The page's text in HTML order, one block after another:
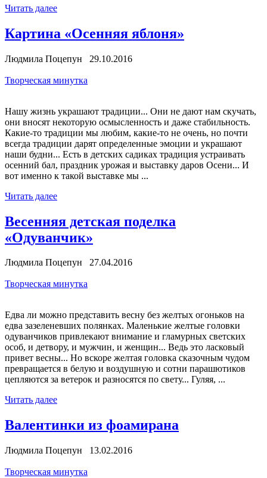
Читать далее
Картина «Осенняя яблоня»
Людмила Поцепун 29.10.2016
Творческая минутка
Нашу жизнь украшают традиции... Они не дают нам скучать,
они вносят некоторую осмысленность и даже стабильность.
Какие-то традиции мы любим, какие-то не очень, но почти
всегда традиции дарят определенные эмоции и украшают
наши будни... Есть в детских садиках традиция устраивать
осенний бал, праздник урожая и выставку даров Осени... И
вот именно к такой выставке мы ...
Читать далее
Весенняя детская поделка
«Одуванчик»
Людмила Поцепун 27.04.2016
Творческая минутка
Едва ли можно представить весну без желтых огоньков на
едва зазеленевших полянках. Маленькие желтые головки
одуванчиков привлекают внимание и гламурных светских
особ, и детвору, и мужчин, и женщин... Ведь это ласковый
привет весны... Но вскоре желтая головка сказочным чудом
превращается в белую и воздушную и сотни парашютиков
цепляются за ветерок и разносятся по свету... Гуляя, ...
Читать далее
Валентинки из фоамирана
Людмила Поцепун 13.02.2016
Творческая минутка